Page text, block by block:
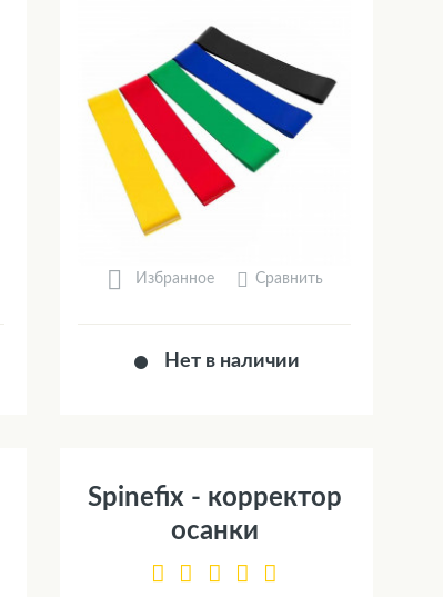
Избранное Сравнить
Нет в наличии
Spinefix - корректор
осанки